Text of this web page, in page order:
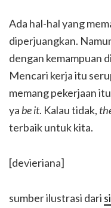
Ada hal-hal yang
diperjuangkan.
dengan kemampuan
Mencari kerja itu
memang pekerjaan
ya be it. Kalau tidak,
terbaik untuk kita.
[devieriana]
sumber ilustrasi dari